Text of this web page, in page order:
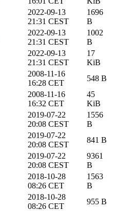
2022-09-13
21:31 CEST
1696
B
2022-09-13
21:31 CEST
1002
B
2022-09-13
21:31 CEST
17
KiB
2008-11-16
16:28 CET
548 B
2008-11-16
16:32 CET
45
KiB
2019-07-22
20:08 CEST
1556
B
2019-07-22
20:08 CEST
841 B
2019-07-22
20:08 CEST
9361
B
2018-10-28
08:26 CET
1563
B
2018-10-28
08:26 CET
955 B